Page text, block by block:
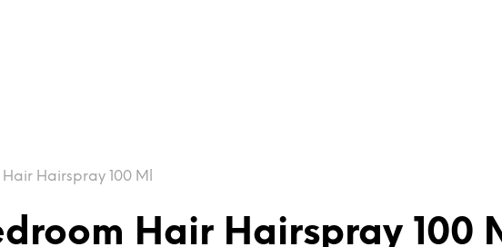
Hairspray 100 Ml
Hair Hairspray 100